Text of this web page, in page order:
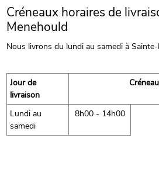
Créneaux horaires de
Menehould
Nous livrons du lundi au samedi à
Jour de
livraison
Lundi au
samedi
8h00 - 14h00